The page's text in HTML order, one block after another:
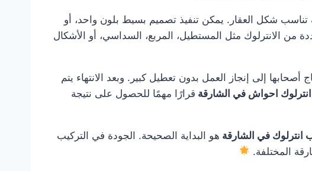
تناسب شكل العقار. يمكن تنفيذ تصميم بسيط بلون واحد، أو
من الانترلوك مثل المستطيل، المربع، السداسي، أو الأشكال
إلى إنجاز العمل بدون تعطيل كبير. وبعد الانتهاء يتم
احواش في الشارقة قرارًا مهمًا للحصول على نتيجة
في الشارقة هو البداية الصحيحة. الجودة في التركيب
المختلفة.